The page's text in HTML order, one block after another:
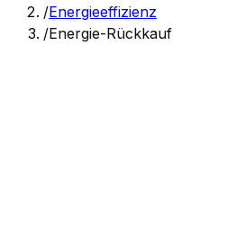
/Energieeffizienz
/Energie-Rückkauf